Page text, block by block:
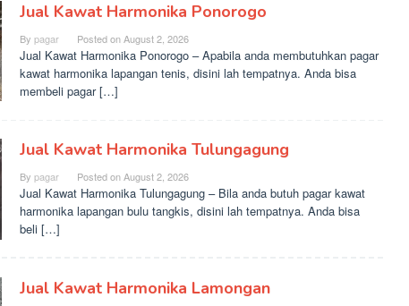
Jual Kawat Harmonika Ponorogo
By pagar Posted onAugust 2, 2026
Jual Kawat Harmonika Ponorogo – Apabila anda membutuhkan pagar
kawat harmonika lapangan tenis, disini lah tempatnya. Anda bisa
membeli pagar […]
Jual Kawat Harmonika Tulungagung
By pagar Posted onAugust 2, 2026
Jual Kawat Harmonika Tulungagung – Bila anda butuh pagar kawat
harmonika lapangan bulu tangkis, disini lah tempatnya. Anda bisa
beli […]
Jual Kawat Harmonika Lamongan